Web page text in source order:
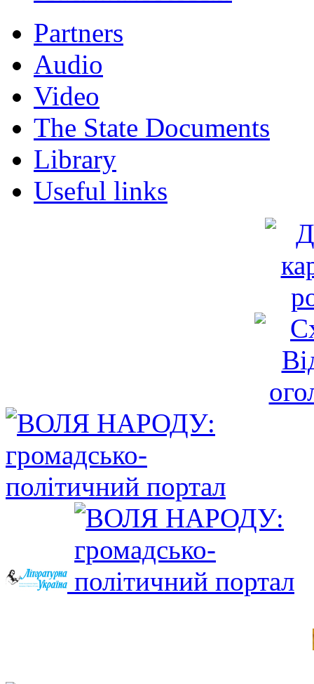
Partners
Audio
Video
The State Documents
Library
Useful links